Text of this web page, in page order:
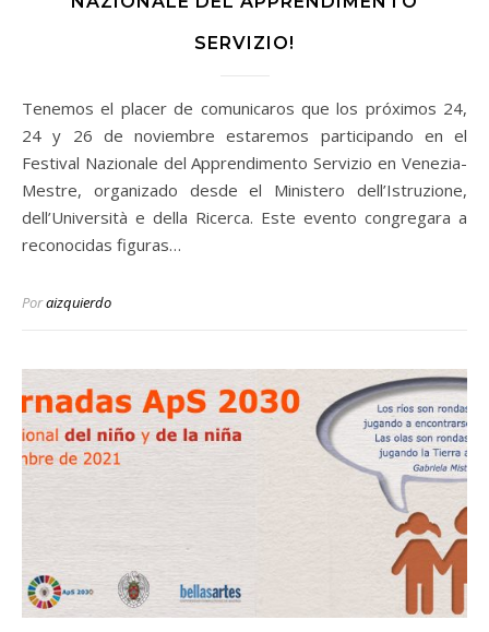
SERVIZIO!
Tenemos el placer de comunicaros que los próximos 24,
24 y 26 de noviembre estaremos participando en el
Festival Nazionale del Apprendimento Servizio en Venezia-
Mestre, organizado desde el Ministero dell’Istruzione,
dell’Università e della Ricerca. Este evento congregara a
reconocidas figuras…
Poraizquierdo